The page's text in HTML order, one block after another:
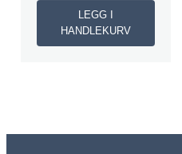
LEGG I
HANDLEKURV